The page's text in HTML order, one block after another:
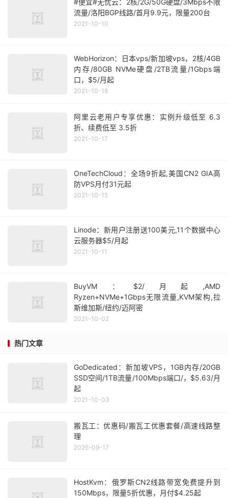
#便宜#无忧云：2核/2G/50G硬盘/3Mbps不限
流量/洛阳BGP线路/首月9.9元，限量200台
2021-10-10
WebHorizon：日本vps/新加坡vps，2核/4GB
内存/80GB NVMe硬盘/2TB流量/1Gbps端
口，$5/月起
2021-10-18
阿里云老用户专享优惠：实例升级低至 6.3
折、续费低至 3.5折
2021-10-17
OneTechCloud：全场9折起,美国CN2 GIA高
防VPS月付31元起
2021-10-15
Linode：新用户注册送100美元,11个数据中心
云服务器$5/月起
2021-10-11
BuyVM：$2/月起,AMD
Ryzen+NVMe+1Gbps无限流量,KVM架构,拉
斯维加斯/纽约/迈阿密
2021-10-02
热门文章
GoDedicated：新加坡VPS，1GB内存/20GB
SSD空间/1TB流量/100Mbps端口/，$5.63/月
起
2021-10-03
搬瓦工：优惠码/搬瓦工优惠套餐/高速线路整
理
2025-09-17
HostKvm：俄罗斯CN2线路带宽免费提升到
150Mbps，限量5折优惠，月付$4.25起